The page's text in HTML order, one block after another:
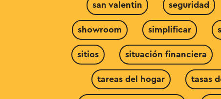
san valentin seguridad
showroom simplificar
sitios situación financiera
tareas del hogar tasas